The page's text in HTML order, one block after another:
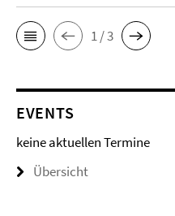
1 / 3
EVENTS
keine aktuellen Termine
Übersicht